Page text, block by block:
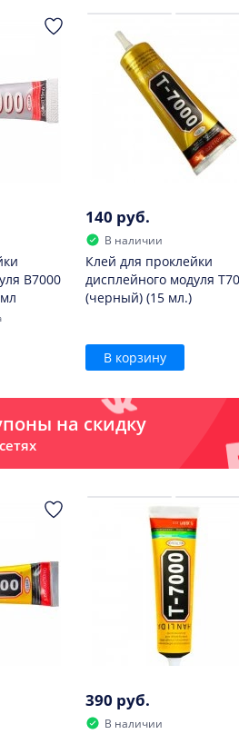
B7000
140 руб.
В наличии
Клей для проклейки
дисплейного модуля
(черный) (15 мл.)
В корзину
на скидку
390 руб.
В наличии